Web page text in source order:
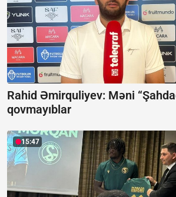
Rahid Əmirquliyev: Məni
qovmayıblar
15:47